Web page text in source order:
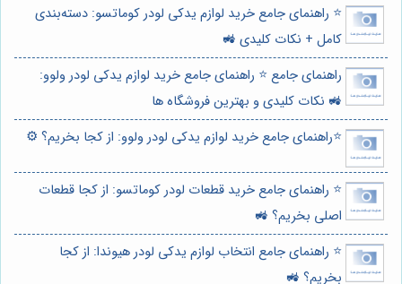
⭐️ راهنمای جامع خرید لوازم یدکی لودر کوماتسو: دسته‌بندی
کامل + نکات کلیدی 🚜
راهنمای جامع ⭐️ راهنمای جامع خرید لوازم یدکی لودر ولوو:
🚜 نکات کلیدی و بهترین فروشگاه ها
⭐️راهنمای جامع خرید لوازم یدکی لودر ولوو: از کجا بخریم؟ ⚙️
⭐️ راهنمای جامع خرید قطعات لودر کوماتسو: از کجا قطعات
اصلی بخریم؟ 🚜
⭐️ راهنمای جامع انتخاب لوازم یدکی لودر هیوندا: از کجا
بخریم؟ 🚜